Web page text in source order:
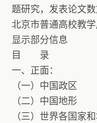
题研究，发表论文
北京市普通高校教学
显示部分信息
目 录
一、正面：
（一）中国政区
（二）中国地形
（三）世界各国家